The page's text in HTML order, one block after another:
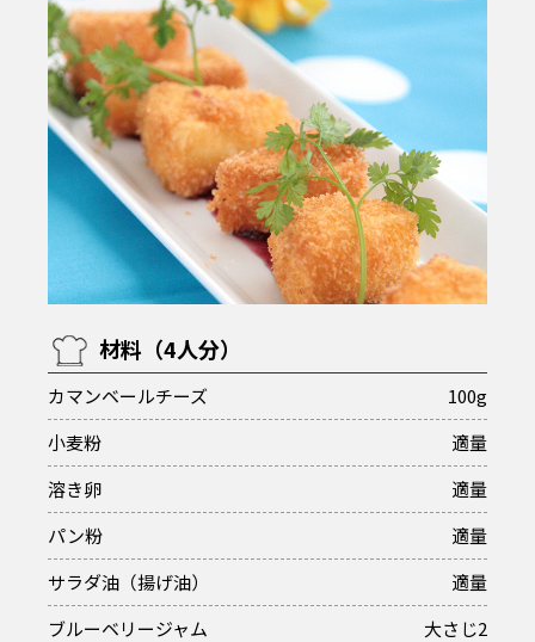
材料（4人分）
カマンベールチーズ
100g
小麦粉
適量
溶き卵
適量
パン粉
適量
サラダ油（揚げ油）
適量
ブルーベリージャム
大さじ2